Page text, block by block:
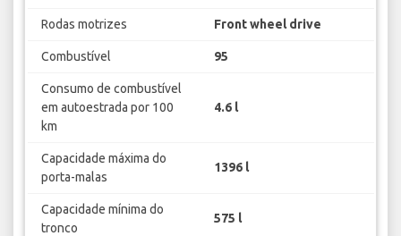
Rodas motrizes Front wheel drive
Combustível 95
Consumo de combustível
em autoestrada por 100
km
4.6 l
Capacidade máxima do
porta-malas
1396 l
Capacidade mínima do
tronco
575 l